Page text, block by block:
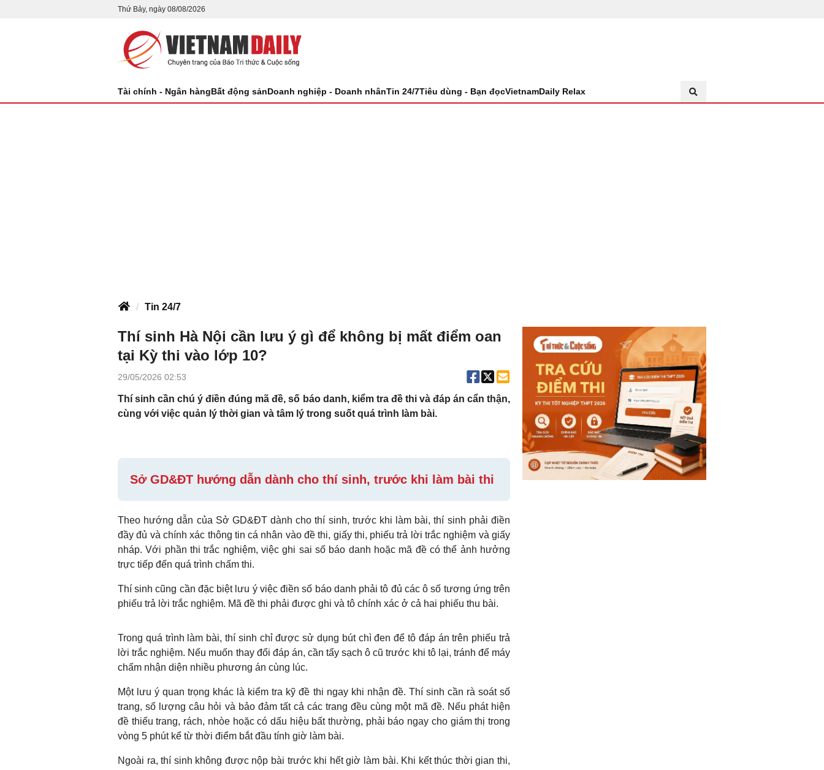
Thứ Bảy, ngày 08/08/2026
Tài chính - Ngân hàngBất động sảnDoanh nghiệp - Doanh nhânTin 24/7Tiêu dùng - Bạn đọcVietnamDaily Relax
Tin 24/7
Thí sinh Hà Nội cần lưu ý gì để không bị mất điểm oan
tại Kỳ thi vào lớp 10?
29/05/2026 02:53
Thí sinh cần chú ý điền đúng mã đề, số báo danh, kiểm tra đề thi và đáp án cẩn thận,
cùng với việc quản lý thời gian và tâm lý trong suốt quá trình làm bài.
Sở GD&ĐT hướng dẫn dành cho thí sinh, trước khi làm bài thi
Theo hướng dẫn của Sở GD&ĐT dành cho thí sinh, trước khi làm bài, thí sinh phải điền
đầy đủ và chính xác thông tin cá nhân vào đề thi, giấy thi, phiếu trả lời trắc nghiệm và giấy
nháp. Với phần thi trắc nghiệm, việc ghi sai số báo danh hoặc mã đề có thể ảnh hưởng
trực tiếp đến quá trình chấm thi.
Thí sinh cũng cần đặc biệt lưu ý việc điền số báo danh phải tô đủ các ô số tương ứng trên
phiếu trả lời trắc nghiệm. Mã đề thi phải được ghi và tô chính xác ở cả hai phiếu thu bài.
Trong quá trình làm bài, thí sinh chỉ được sử dụng bút chì đen để tô đáp án trên phiếu trả
lời trắc nghiệm. Nếu muốn thay đổi đáp án, cần tẩy sạch ô cũ trước khi tô lại, tránh để máy
chấm nhận diện nhiều phương án cùng lúc.
Một lưu ý quan trọng khác là kiểm tra kỹ đề thi ngay khi nhận đề. Thí sinh cần rà soát số
trang, số lượng câu hỏi và bảo đảm tất cả các trang đều cùng một mã đề. Nếu phát hiện
đề thiếu trang, rách, nhòe hoặc có dấu hiệu bất thường, phải báo ngay cho giám thị trong
vòng 5 phút kể từ thời điểm bắt đầu tính giờ làm bài.
Ngoài ra, thí sinh không được nộp bài trước khi hết giờ làm bài. Khi kết thúc thời gian thi,